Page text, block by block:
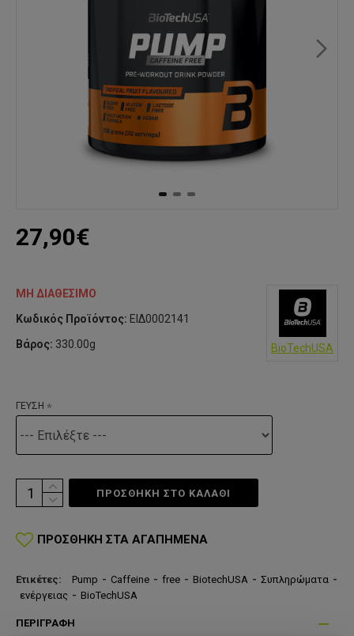
ΜΗ ΔΙΑΘΈΣΙΜΟ
Κωδικός Προϊόντος: ΕΙΔ0002141
Βάρος: 330.00g BioTechUSA
27,90€
ΓΕΥΣΗ
ΠΡΟΣΘΗΚΗ ΣΤΟ ΚΑΛΆΘΙ
ΠΡΟΣΘΉΚΗ ΣΤΑ ΑΓΑΠΗΜΈΝΑ
Ετικέτες: Pump - Caffeine - free - BiotechUSA - Συπληρώματα -
ενέργειας - BioTechUSA
ΠΕΡΙΓΡΑΦΉ